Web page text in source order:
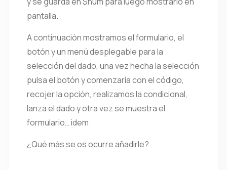
pantalla.
A continuación mostramos el formulario, el
botón y un menú desplegable para la
selección del dado, una vez hecha la selección
pulsa el botón y comenzaría con el código,
recojer la opción, realizamos la condicional,
lanza el dado y otra vez se muestra el
formulario… idem
¿Qué más se os ocurre añadirle?